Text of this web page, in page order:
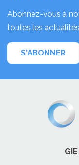
Abonnez-vous à
toutes les
S'ABONNER